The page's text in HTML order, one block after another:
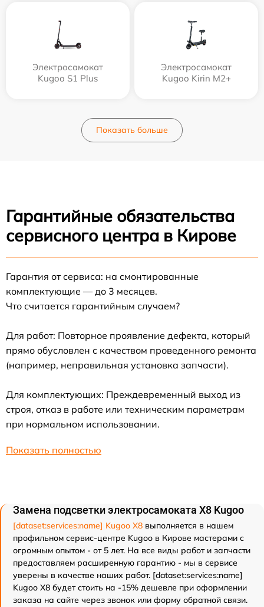
Электросамокат
Kugoo S1 Plus
Электросамокат
Kugoo Kirin M2+
Показать больше
Гарантийные обязательства
сервисного центра в Кирове
Гарантия от сервиса: на смонтированные
комплектующие — до 3 месяцев.
Что считается гарантийным случаем?
Для работ: Повторное проявление дефекта, который
прямо обусловлен с качеством проведенного ремонта
(например, неправильная установка запчасти).
Для комплектующих: Преждевременный выход из
строя, отказ в работе или техническим параметрам
при нормальном использовании.
Показать полностью
Замена подсветки электросамоката X8 Kugoo
[dataset:services:name] Kugoo X8 выполняется в нашем
профильном сервис-центре Kugoo в Кирове мастерами с
огромным опытом - от 5 лет. На все виды работ и запчасти
предоставляем расширенную гарантию - мы в сервисе
уверены в качестве наших работ. [dataset:services:name]
Kugoo X8 будет стоить на -15% дешевле при оформлении
заказа на сайте через звонок или форму обратной связи.